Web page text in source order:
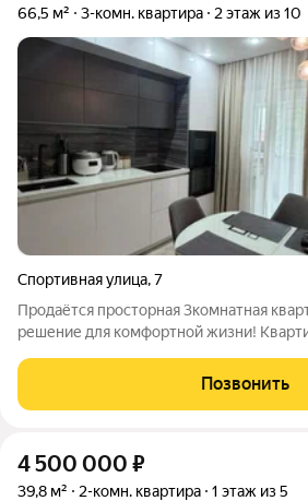
66,5 м² 3-комн. квартира 2 этаж из 10
Спортивная улица,7
Продаётся просторная 3комнатная квартира
решение для комфортной жизни!
качественный евроремонт можно сразу заезжать и жить, не
тратя время и средства на
Позвонить
4 500 000 ₽
39,8 м² 2-комн. квартира 1 этаж из 5